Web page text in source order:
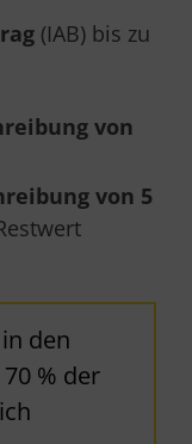
(IAB) bis zu
von
von 5
den
% der